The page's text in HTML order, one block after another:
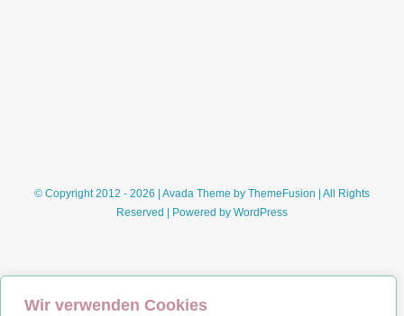
Wir verwenden Cookies
© Copyright 2012 - 2026 | Avada Theme by ThemeFusion | All Rights
Reserved | Powered by WordPress